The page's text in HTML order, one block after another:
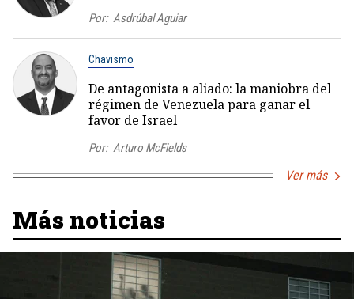
Por: Asdrúbal Aguiar
Chavismo
De antagonista a aliado: la maniobra del
régimen de Venezuela para ganar el
favor de Israel
Por: Arturo McFields
Ver más
Más noticias